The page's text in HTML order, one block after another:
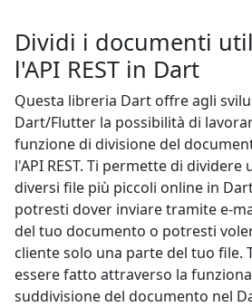
Dividi i documenti
l'API REST in Dart
Questa libreria Dart offre agli
Dart/Flutter la possibilità di
funzione di divisione del
l'API REST. Ti permette di
diversi file più piccoli online in
potresti dover inviare tramite e-
del tuo documento o potresti
cliente solo una parte del tuo file.
essere fatto attraverso la
suddivisione del documento nel